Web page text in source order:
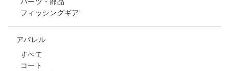
フィッシングギア
アパレル
すべて
コート